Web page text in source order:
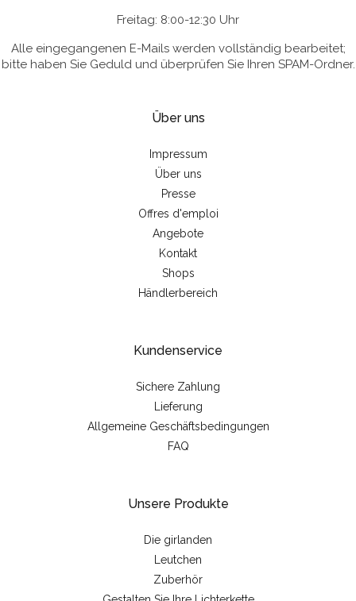
Freitag: 8:00-12:30 Uhr
Alle eingegangenen E-Mails werden vollständig bearbeitet;
bitte haben Sie Geduld und überprüfen Sie Ihren SPAM-Ordner.
Über uns
Impressum
Über uns
Presse
Offres d'emploi
Angebote
Kontakt
Shops
Händlerbereich
Kundenservice
Sichere Zahlung
Lieferung
Allgemeine Geschäftsbedingungen
FAQ
Unsere Produkte
Die girlanden
Leutchen
Zuberhör